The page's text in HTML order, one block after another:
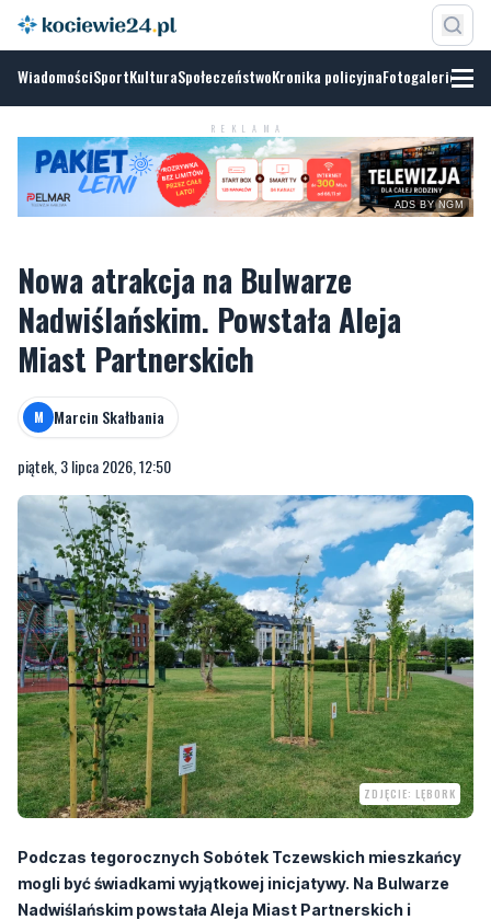
WiadomościSportKulturaSpołeczeństwoKronika policyjnaFotogalerie
REKLAMA
ADS BY NGM
Nowa atrakcja na Bulwarze
Nadwiślańskim. Powstała Aleja
Miast Partnerskich
M Marcin Skałbania
piątek, 3 lipca 2026, 12:50
ZDJĘCIE: LĘBORK
Podczas tegorocznych Sobótek Tczewskich mieszkańcy
mogli być świadkami wyjątkowej inicjatywy. Na Bulwarze
Nadwiślańskim powstała Aleja Miast Partnerskich i